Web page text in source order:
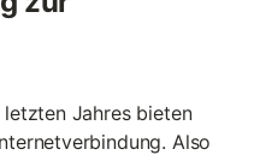
Jahres bieten
Also